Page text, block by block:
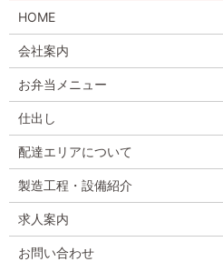
HOME
会社案内
お弁当メニュー
仕出し
配達エリアについて
製造工程・設備紹介
求人案内
お問い合わせ